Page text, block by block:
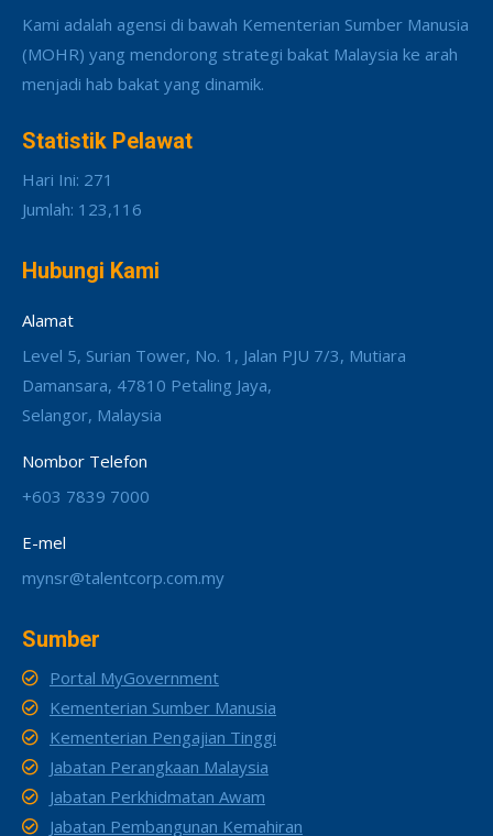
Kami adalah agensi di bawah Kementerian Sumber Manusia
(MOHR) yang mendorong strategi bakat Malaysia ke arah
menjadi hab bakat yang dinamik.
Statistik Pelawat
Hari Ini: 271
Jumlah: 123,116
Hubungi Kami
Alamat
Level 5, Surian Tower, No. 1, Jalan PJU 7/3, Mutiara
Damansara, 47810 Petaling Jaya,
Selangor, Malaysia
Nombor Telefon
+603 7839 7000
E-mel
mynsr@talentcorp.com.my
Sumber
Portal MyGovernment
Kementerian Sumber Manusia
Kementerian Pengajian Tinggi
Jabatan Perangkaan Malaysia
Jabatan Perkhidmatan Awam
Jabatan Pembangunan Kemahiran